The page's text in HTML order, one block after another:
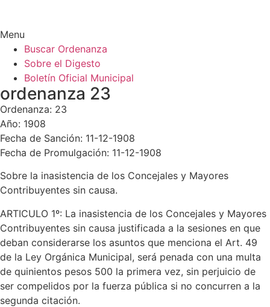
Menu
Buscar Ordenanza
Sobre el Digesto
Boletín Oficial Municipal
ordenanza 23
Ordenanza: 23
Año: 1908
Fecha de Sanción: 11-12-1908
Fecha de Promulgación: 11-12-1908
Sobre la inasistencia de los Concejales y Mayores
Contribuyentes sin causa.
ARTICULO 1º: La inasistencia de los Concejales y Mayores
Contribuyentes sin causa justificada a la sesiones en que
deban considerarse los asuntos que menciona el Art. 49
de la Ley Orgánica Municipal, será penada con una multa
de quinientos pesos 500 la primera vez, sin perjuicio de
ser compelidos por la fuerza pública si no concurren a la
segunda citación.